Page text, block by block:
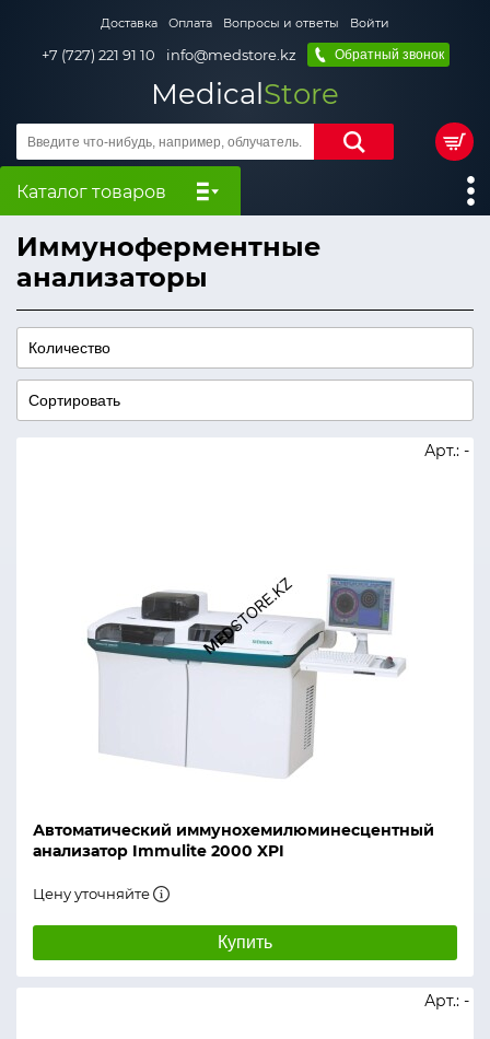
Доставка Оплата Вопросы и ответы Войти
+7 (727) 221 91 10 info@medstore.kz Обратный звонок
MedicalStore
Каталог товаров
Иммуноферментные
анализаторы
Автоматический иммунохемилюминесцентный
анализатор Immulite 2000 XPI
Арт.: -
Цену уточняйте
Купить
Арт.: -